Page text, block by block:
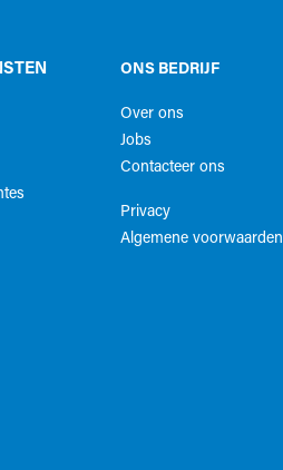
ONS BEDRIJF
Over ons
Jobs
Contacteer ons
Privacy
Algemene voorwaarden​